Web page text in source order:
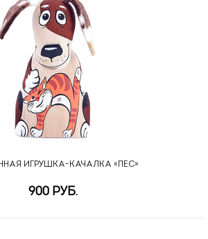
ИГРУШКА-КАЧАЛКА «ПЕС»
900 РУБ.